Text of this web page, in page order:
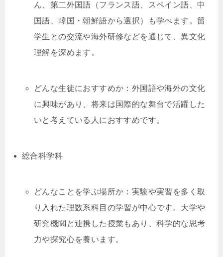
ん、第二外国語（フランス語、スペイン語、中
国語、韓国・朝鮮語から選択）も学べます。留
学生との交流や海外研修などを通じて、異文化
理解を深めます。
どんな生徒におすすめか：外国語や海外の文化
に興味があり、将来は国際的な舞台で活躍した
いと考えている人におすすめです。
総合科学科
どんなことを学ぶ場所か：実験や実習を多く取
り入れた理数系科目の学習が中心です。大学や
研究機関と連携した授業もあり、科学的な思考
力や探究心を養います。